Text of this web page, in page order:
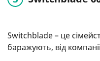
Switchblade – це
баражують, від